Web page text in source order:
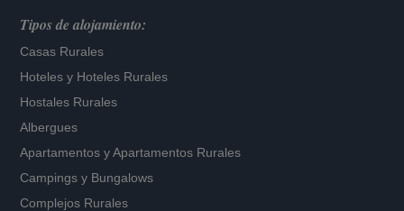
Tipos de alojamiento:
Casas Rurales
Hoteles y Hoteles Rurales
Hostales Rurales
Albergues
Apartamentos yApartamentos Rurales
Campings y Bungalows
Complejos Rurales